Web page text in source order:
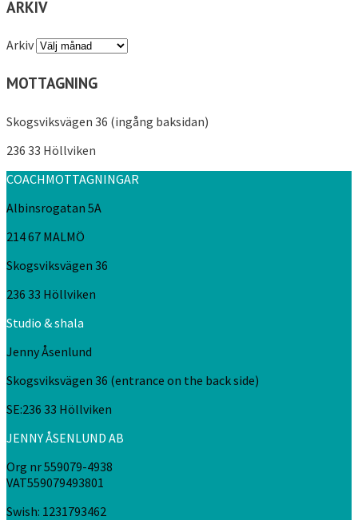
ARKIV
Arkiv
MOTTAGNING
Skogsviksvägen 36 (ingång baksidan)
236 33 Höllviken
COACHMOTTAGNINGAR
Albinsrogatan 5A
214 67 MALMÖ
Skogsviksvägen 36
236 33 Höllviken
Studio & shala
Jenny Åsenlund
Skogsviksvägen 36 (entrance on the back side)
SE:236 33 Höllviken
JENNY ÅSENLUND AB
Org nr 559079-4938
VAT559079493801
Swish: 1231793462